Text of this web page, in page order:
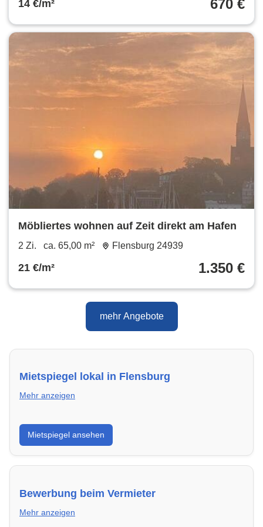
14 €/m² 670 €
Möbliertes wohnen auf Zeit direkt am Hafen
2 Zi. ca. 65,00 m² Flensburg 24939
21 €/m² 1.350 €
mehr Angebote
Mietspiegel lokal in Flensburg
Mehr anzeigen
Erhalte einen Überblick über die aktuellen Mietpreise
regional in Flensburg. So weißt du genau, welche
Miete fair ist und wo sich ein Vergleich lohnt.
Mietspiegel ansehen
Bewerbung beim Vermieter
Mehr anzeigen